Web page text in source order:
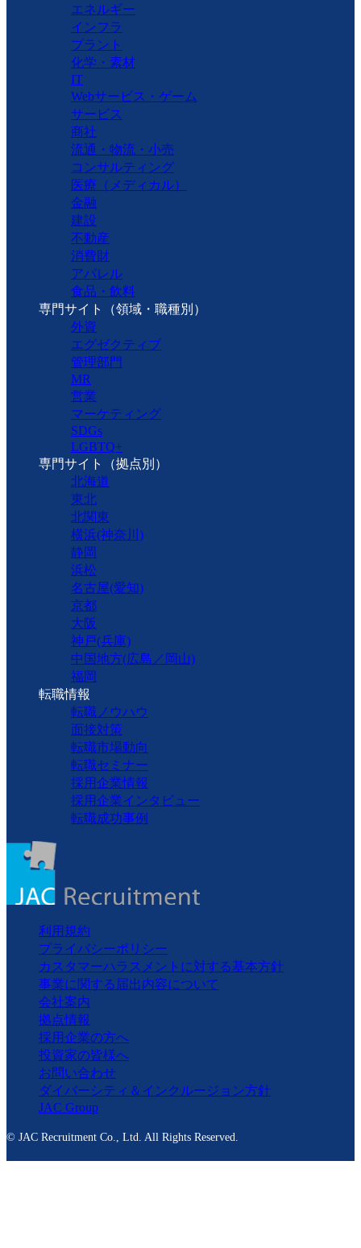
エネルギー
インフラ
プラント
化学・素材
IT
Webサービス・ゲーム
サービス
商社
流通・物流・小売
コンサルティング
医療（メディカル）
金融
建設
不動産
消費財
アパレル
食品・飲料
専門サイト（領域・職種別）
外資
エグゼクティブ
管理部門
MR
営業
マーケティング
SDGs
LGBTQ+
専門サイト（拠点別）
北海道
東北
北関東
横浜(神奈川)
静岡
浜松
名古屋(愛知)
京都
大阪
神戸(兵庫)
中国地方(広島／岡山)
福岡
転職情報
転職ノウハウ
面接対策
転職市場動向
転職セミナー
採用企業情報
採用企業インタビュー
転職成功事例
利用規約
プライバシーポリシー
カスタマーハラスメントに対する基本方針
事業に関する届出内容について
会社案内
拠点情報
採用企業の方へ
投資家の皆様へ
お問い合わせ
ダイバーシティ＆インクルージョン方針
JAC Group
© JAC Recruitment Co., Ltd. All Rights Reserved.